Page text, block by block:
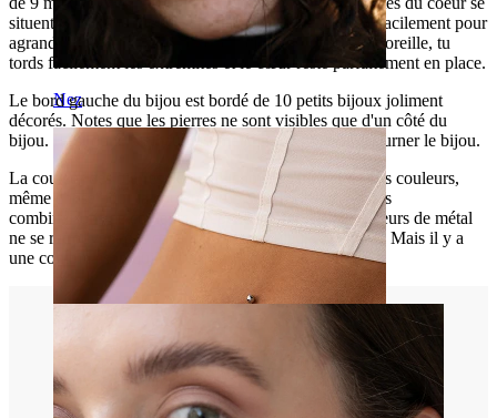
Nez
situent dans la pointe du sommet, où le coeur se tord facilement pour
agrandir l'ouverture. Lorsque les bijoux sont dans ton oreille, tu
tords facilement les extrémités et le cœur reste parfaitement en place.
Le bord gauche du bijou est bordé de 10 petits bijoux joliment
décorés. Notes que les pierres ne sont visibles que d'un côté du
bijou. Il est donc malheureusement impossible de retourner le bijou.
La couleur des pierres peut être choisie parmi plusieurs couleurs,
même chose pour la couleur du métal. Il y a différentes
combinaisons de couleurs. Cependant, toutes les couleurs de métal
ne se retrouvent pas dans toutes les couleurs de pierre. Mais il y a
une combinaison qui correspond à tout le monde.